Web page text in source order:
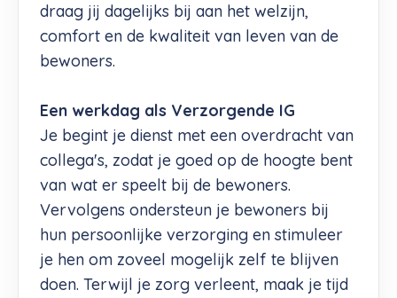
draag jij dagelijks bij aan het welzijn,
comfort en de kwaliteit van leven van de
bewoners.
Een werkdag als Verzorgende IG
Je begint je dienst met een overdracht van
collega's, zodat je goed op de hoogte bent
van wat er speelt bij de bewoners.
Vervolgens ondersteun je bewoners bij
hun persoonlijke verzorging en stimuleer
je hen om zoveel mogelijk zelf te blijven
doen. Terwijl je zorg verleent, maak je tijd